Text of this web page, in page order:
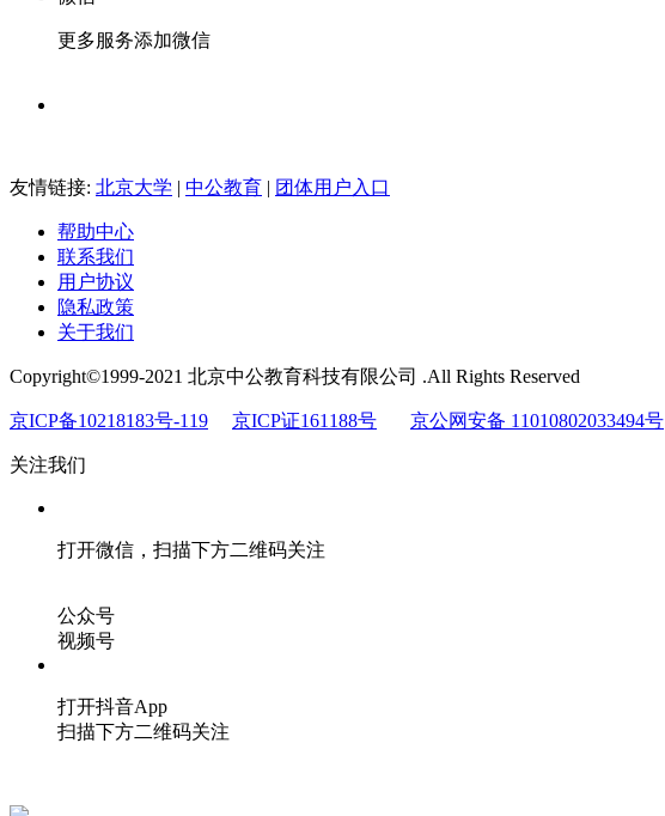
更多服务添加微信
友情链接: 北京大学 | 中公教育 | 团体用户入口
帮助中心
联系我们
用户协议
隐私政策
关于我们
Copyright©1999-2021 北京中公教育科技有限公司 .All Rights Reserved
京ICP备10218183号-119 京ICP证161188号 京公网安备 11010802033494号
关注我们
打开微信，扫描下方二维码关注
公众号
视频号
打开抖音App
扫描下方二维码关注